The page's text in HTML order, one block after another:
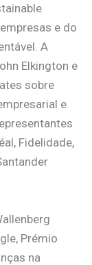
e do
A
Elkington e
sobre
e
Fidelidade,
Prémio
na